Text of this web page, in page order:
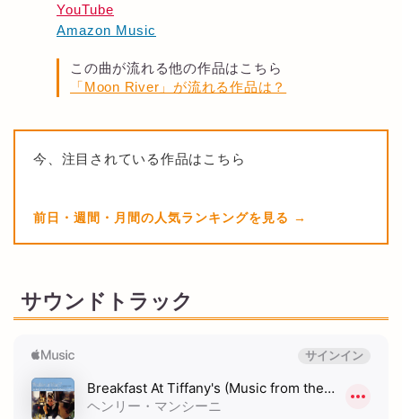
YouTube
Amazon Music
この曲が流れる他の作品はこちら
「Moon River」が流れる作品は？
今、注目されている作品はこちら
前日・週間・月間の人気ランキングを見る
サウンドトラック